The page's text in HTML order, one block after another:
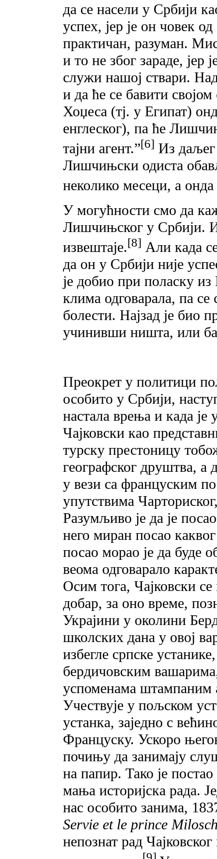
да се насели у Србији
успех, јер је он човек
практичан, разуман.
и то не због зараде, јер
служи нашој ствари.
и да ће се бавити
Хоџеса (тј. у Египат)
енглеског), па ће
тајни агент.”[6] Из даљег
Лишчињски одиста
неколико месеци, а
У могућности смо да
Лишчињског у Србији.
извештаје.[8] Али када
да он у Србији није
је добио при поласку
клима одговарала, па
болести. Најзад је био
учинивши ништа, или
Преокрет у политици
особито у Србији,
настала врења и када
Чајковски као
турску престоницу
географског друштва, а
у вези са француским
упутствима
Разумљиво је да је
него миран посао
посао морао је да буде
веома одговарало
Осим тога, Чајковски се
добар, за оно време,
Украјини у околини
школских дана у овој
избегле српске
бердичовским
успоменама штампаним
Учествује у пољском
устанка, заједно с
Француску. Ускоро
почињу да занимају
на папир. Тако је
мања историјска рада.
нас особито занима,
Servie et le prince
непознат рад